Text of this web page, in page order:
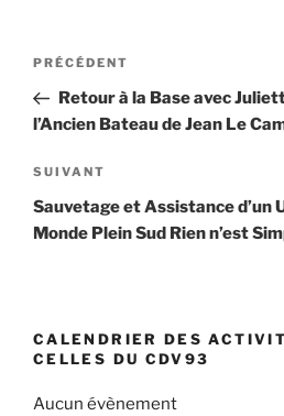
Navigation
l’article
Article
précédent
PRÉCÉDENT
Retour à la Base avec
l’Ancien Bateau de Jean Le
Article
suivant
SUIVANT
Sauvetage et Assistance d’un
Monde Plein Sud Rien n’est
CALENDRIER DES
CELLES DU CDV93
Aucun évènement